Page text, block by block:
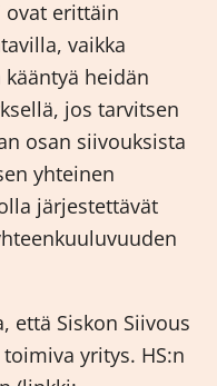
ovat erittäin
vaikka
heidän
jos tarvitsen
osan siivouksista
yhteinen
järjestettävät
että Siskon Siivous
yritys. HS:n